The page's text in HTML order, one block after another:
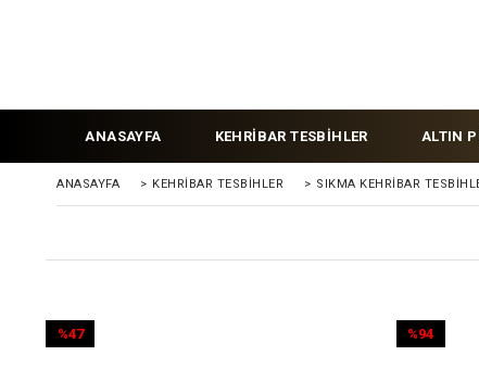
ANASAYFA KEHRİBAR TESBİHLER ALTIN
ANASAYFA > KEHRIBAR TESBIHLER > SIKMA KEHRİBAR
%47
%94